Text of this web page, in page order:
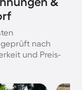
nach
und Preis-